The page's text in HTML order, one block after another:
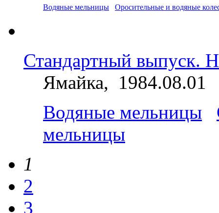
Водяные мельницы Оросительные и водяные
Стандартный выпуск.
Ямайка, 1984.08.01
Водяные мельницы
мельницы
1
2
3